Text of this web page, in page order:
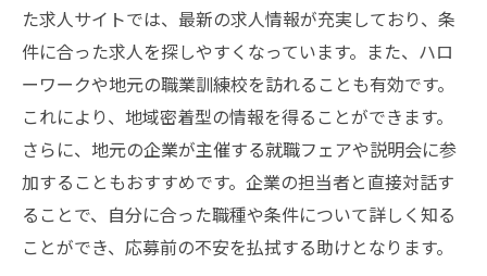
た求人サイトでは、最新の求人情報が充実しており、条
件に合った求人を探しやすくなっています。また、ハロ
ーワークや地元の職業訓練校を訪れることも有効です。
これにより、地域密着型の情報を得ることができます。
さらに、地元の企業が主催する就職フェアや説明会に参
加することもおすすめです。企業の担当者と直接対話す
ることで、自分に合った職種や条件について詳しく知る
ことができ、応募前の不安を払拭する助けとなります。